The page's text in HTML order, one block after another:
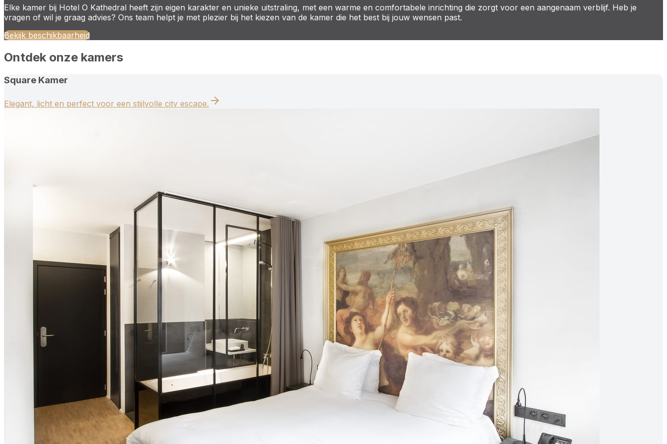
Elke kamer bij Hotel O Kathedral heeft zijn eigen karakter en unieke uitstraling, met een warme en comfortabele inrichting die zorgt voor een aangenaam verblijf. Heb je
vragen of wil je graag advies? Ons team helpt je met plezier bij het kiezen van de kamer die het best bij jouw wensen past.
Bekijk beschikbaarheid
Ontdek onze kamers
Square Kamer
Elegant, licht en perfect voor een stijlvolle city escape.